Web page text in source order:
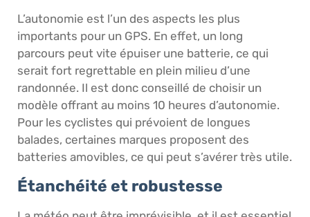
L’autonomie est l’un des aspects les plus
importants pour un GPS. En effet, un long
parcours peut vite épuiser une batterie, ce qui
serait fort regrettable en plein milieu d’une
randonnée. Il est donc conseillé de choisir un
modèle offrant au moins 10 heures d’autonomie.
Pour les cyclistes qui prévoient de longues
balades, certaines marques proposent des
batteries amovibles, ce qui peut s’avérer très utile.
Étanchéité et robustesse